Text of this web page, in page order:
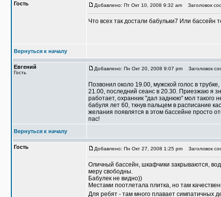
Гость Добавлено: Пт Окт 10, 2008 9:32 am Заголовок
Что всех так достали бабульки7 Или
Вернуться к началу
Евгений
Гость
Добавлено: Пн Окт 20, 2008 9:07 pm Заголовок
Позвонил около 19.00, мужской голос в
21.00, последний сеанс в 20.30. Приезжаю я
работает, охранник "дал заднюю" мол такого
бабуля лет 60, ткнув пальцем в расписание
желания появлятся в этом бассейне просто
пас!
Вернуться к началу
Гость Добавлено: Пн Окт 27, 2008 1:25 pm Заголовок
Оличный бассейн, шкафчики закрываются,
меру свободны.
Бабулек не видно))
Местами поотлетала плитка, но там
Для ребят - там много плавает симпатичных